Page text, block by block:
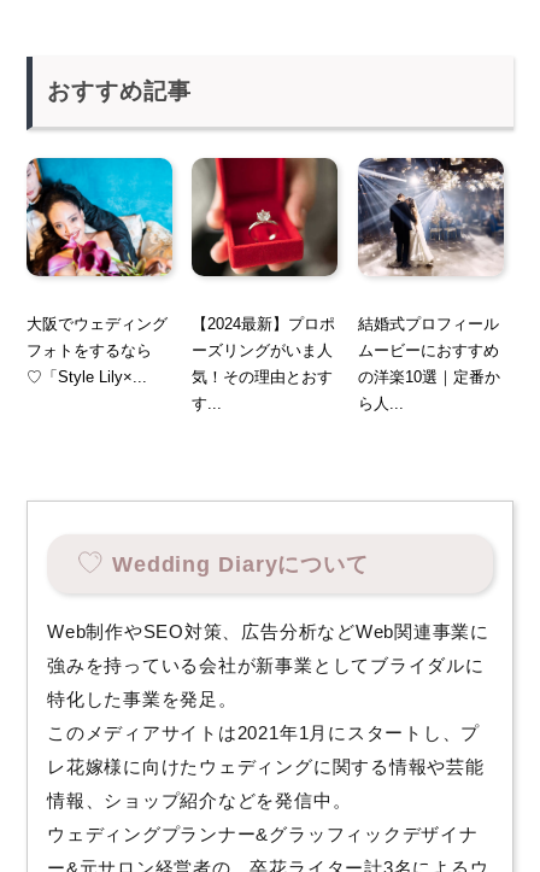
おすすめ記事
大阪でウェディング
フォトをするなら
♡「Style Lily×...
【2024最新】プロポ
ーズリングがいま人
気！その理由とおす
す...
結婚式プロフィール
ムービーにおすすめ
の洋楽10選｜定番か
ら人...
Wedding Diaryについて
Web制作やSEO対策、広告分析などWeb関連事業に
強みを持っている会社が新事業としてブライダルに
特化した事業を発足。
このメディアサイトは2021年1月にスタートし、プ
レ花嫁様に向けたウェディングに関する情報や芸能
情報、ショップ紹介などを発信中。
ウェディングプランナー&グラッフィックデザイナ
ー&元サロン経営者の、卒花ライター計3名によるウ